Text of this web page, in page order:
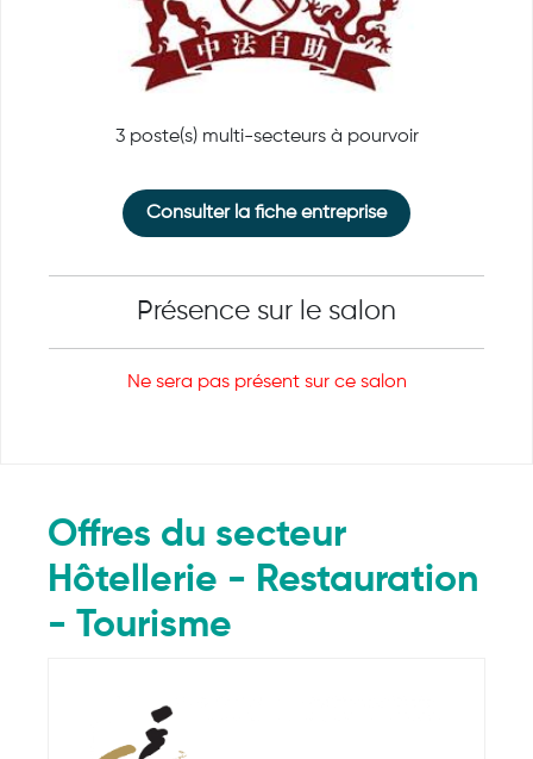
3 poste(s) multi-secteurs à pourvoir
Consulter la fiche entreprise
Présence sur le salon
Ne sera pas présent sur ce salon
Offres du secteur
Hôtellerie - Restauration
- Tourisme